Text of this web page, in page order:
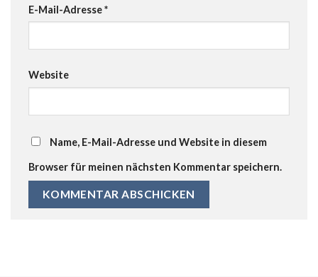
E-Mail-Adresse*
Website
Name, E-Mail-Adresse und Website in diesem
Browser für meinen nächsten Kommentar speichern.